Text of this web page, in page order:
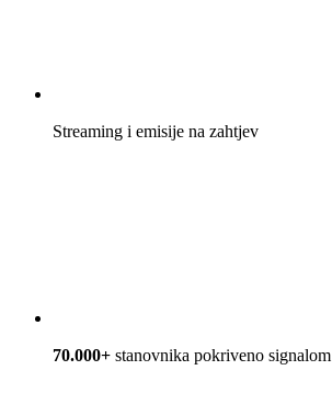
Streaming i emisije na zahtjev
70.000+ stanovnika pokriveno signalom